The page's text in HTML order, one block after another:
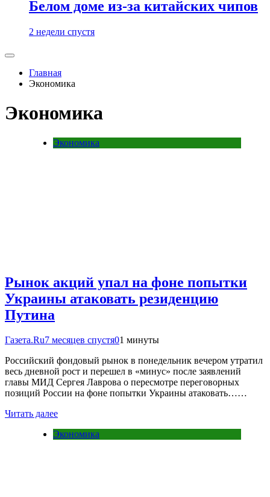
Белом доме из-за китайских чипов
2 недели спустя
Главная
Экономика
Экономика
Экономика
Рынок акций упал на фоне попытки
Украины атаковать резиденцию
Путина
Газета.Ru7 месяцев спустя01 минуты
Российский фондовый рынок в понедельник вечером утратил
весь дневной рост и перешел в «минус» после заявлений
главы МИД Сергея Лаврова о пересмотре переговорных
позиций России на фоне попытки Украины атаковать……
Читать далее
Экономика